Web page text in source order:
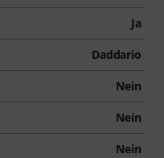
Ja
Daddario
Nein
Nein
Nein